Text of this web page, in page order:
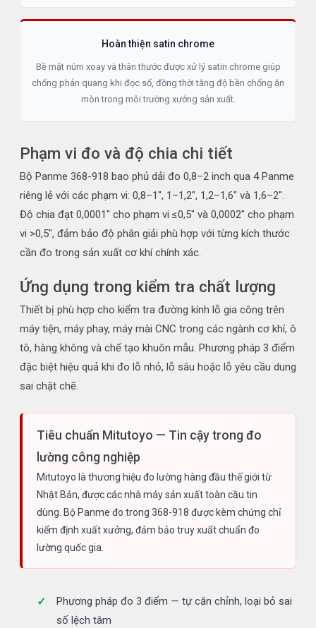
Hoàn thiện satin chrome
Bề mặt núm xoay và thân thước được xử lý satin chrome giúp
chống phản quang khi đọc số, đồng thời tăng độ bền chống ăn
mòn trong môi trường xưởng sản xuất.
Phạm vi đo và độ chia chi tiết
Bộ Panme 368-918 bao phủ dải đo 0,8–2 inch qua 4 Panme
riêng lẻ với các phạm vi: 0,8–1", 1–1,2", 1,2–1,6" và 1,6–2".
Độ chia đạt 0,0001" cho phạm vi ≤0,5" và 0,0002" cho phạm
vi >0,5", đảm bảo độ phân giải phù hợp với từng kích thước
cần đo trong sản xuất cơ khí chính xác.
Ứng dụng trong kiểm tra chất lượng
Thiết bị phù hợp cho kiểm tra đường kính lỗ gia công trên
máy tiện, máy phay, máy mài CNC trong các ngành cơ khí, ô
tô, hàng không và chế tạo khuôn mẫu. Phương pháp 3 điểm
đặc biệt hiệu quả khi đo lỗ nhỏ, lỗ sâu hoặc lỗ yêu cầu dung
sai chặt chẽ.
Tiêu chuẩn Mitutoyo — Tin cậy trong đo
lường công nghiệp
Mitutoyo là thương hiệu đo lường hàng đầu thế giới từ
Nhật Bản, được các nhà máy sản xuất toàn cầu tin
dùng. Bộ Panme đo trong 368-918 được kèm chứng chỉ
kiểm định xuất xưởng, đảm bảo truy xuất chuẩn đo
lường quốc gia.
Phương pháp đo 3 điểm — tự căn chỉnh, loại bỏ sai
số lệch tâm